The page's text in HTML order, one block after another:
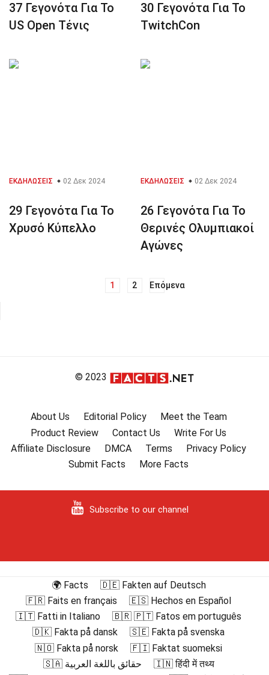
37 Γεγονότα Για Το
US Open Τένις
30 Γεγονότα Για Το
TwitchCon
ΕΚΔΗΛΏΣΕΙΣ 02 Δεκ 2024
29 Γεγονότα Για Το
Χρυσό Κύπελλο
ΕΚΔΗΛΏΣΕΙΣ 02 Δεκ 2024
26 Γεγονότα Για Το
Θερινές Ολυμπιακοί
Αγώνες
1 2 Επόμενα
© 2023
About Us Editorial Policy
Meet the Team
Product Review
Contact Us
Write For Us
Affiliate Disclosure
DMCA Terms
Privacy Policy
Submit Facts
More Facts
Subscribe to our channel
🌍 Facts
🇩🇪 Fakten auf Deutsch
🇫🇷 Faits en français
🇪🇸 Hechos en Español
🇮🇹 Fatti in Italiano
🇧🇷 🇵🇹 Fatos em português
🇩🇰 Fakta på dansk
🇸🇪 Fakta på svenska
🇳🇴 Fakta på norsk
🇫🇮 Faktat suomeksi
🇸🇦 حقائق باللغة العربية
🇮🇳 हिंदी में तथ्य